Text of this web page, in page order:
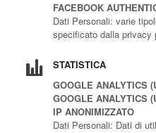
FACEBOOK
Dati Personali: varie
specificato dalla privacy
STATISTICA
GOOGLE ANALYTICS
GOOGLE ANALYTICS
IP ANONIMIZZATO
Dati Personali: Dati di